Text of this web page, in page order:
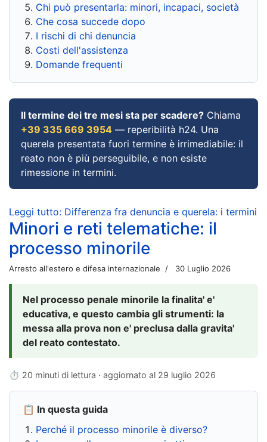
Chi può presentarla: minori, incapaci, società
Che cosa succede dopo
I rischi di chi denuncia
Costi dell'assistenza
Domande frequenti
Il termine dei tre mesi sta per scadere? Chiama
+39 335 669 3954 — reperibilità h24. Una
querela presentata fuori termine è irrimediabile: il
reato non è più perseguibile, e non esiste
rimessione in termini.
Leggi tutto: Differenza fra denuncia e querela: i termini
Minori e reti telematiche: il
processo minorile
Arresto all'estero e difesa internazionale 30 Luglio 2026
Nel processo penale minorile la finalita' e'
educativa, e questo cambia gli strumenti: la
messa alla prova non e' preclusa dalla gravita'
del reato contestato.
⏱ 20 minuti di lettura · aggiornato al 29 luglio 2026
📋 In questa guida
Perché il processo minorile è diverso?